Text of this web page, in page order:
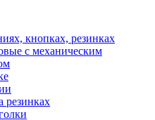
кнопках, резинках
с механическим
резинках